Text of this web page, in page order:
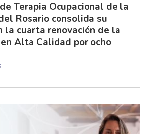
Terapia Ocupacional de la
Rosario consolida su
la cuarta renovación de la
Alta Calidad por ocho